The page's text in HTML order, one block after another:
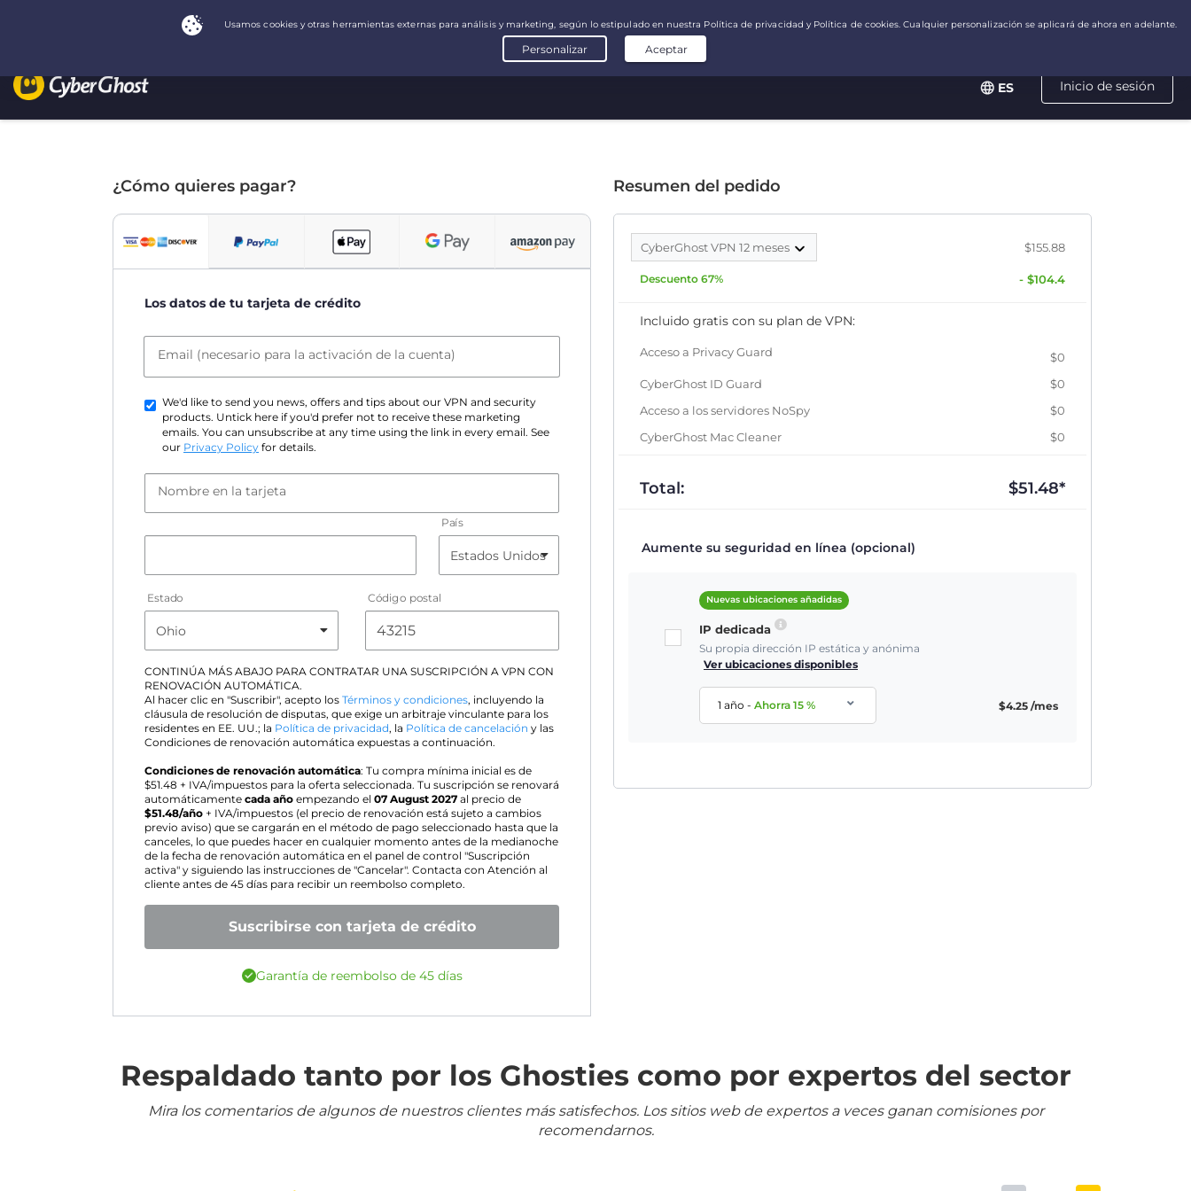
Inicio de sesión
ES
¿Cómo quieres pagar?
Los datos de tu tarjeta de crédito
Email (necesario para la activación de la cuenta)
We'd like to send you news, offers and tips about our VPN and security
products. Untick here if you'd prefer not to receive these marketing
emails. You can unsubscribe at any time using the link in every email. See
our Privacy Policy for details.
Nombre en la tarjeta
País
Estado Código postal
CONTINÚA MÁS ABAJO PARA CONTRATAR UNA SUSCRIPCIÓN A VPN CON
RENOVACIÓN AUTOMÁTICA.
Al hacer clic en "Suscribir", acepto los Términos y condiciones, incluyendo la
cláusula de resolución de disputas, que exige un arbitraje vinculante para los
residentes en EE. UU.; la Política de privacidad, la Política de cancelación y las
Condiciones de renovación automática expuestas a continuación.
Condiciones de renovación automática: Tu compra mínima inicial es de
$51.48 + IVA/impuestos para la oferta seleccionada. Tu suscripción se renovará
automáticamente cada año empezando el 07 August 2027 al precio de
$51.48/año + IVA/impuestos (el precio de renovación está sujeto a cambios
previo aviso) que se cargarán en el método de pago seleccionado hasta que la
canceles, lo que puedes hacer en cualquier momento antes de la medianoche
de la fecha de renovación automática en el panel de control "Suscripción
activa" y siguiendo las instrucciones de "Cancelar". Contacta con Atención al
cliente antes de 45 días para recibir un reembolso completo.
Suscribirse con tarjeta de crédito
Garantía de reembolso de 45 días
Resumen del pedido
CyberGhost VPN 12 meses $155.88
Descuento 67% - $104.4
Incluido gratis con su plan de VPN:
Acceso a Privacy Guard
$0
CyberGhost ID Guard
$0
Acceso a los servidores NoSpy
$0
CyberGhost Mac Cleaner
$0
Total: $51.48*
Aumente su seguridad en línea (opcional)
Nuevas ubicaciones añadidas
IP dedicada
Su propia dirección IP estática y anónima
Ver ubicaciones disponibles
1 año-Ahorra15 % $4.25 /mes
Respaldado tanto por los Ghosties como por expertos del sector
Mira los comentarios de algunos de nuestros clientes más satisfechos. Los sitios web de expertos a veces ganan comisiones por
recomendarnos.